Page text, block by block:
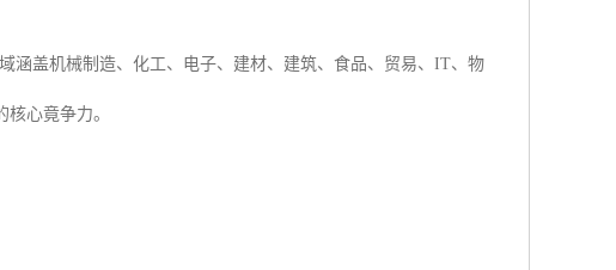
涵盖机械制造、化工、电子、建材、建筑、食品、贸易、IT、物
心竟争力。